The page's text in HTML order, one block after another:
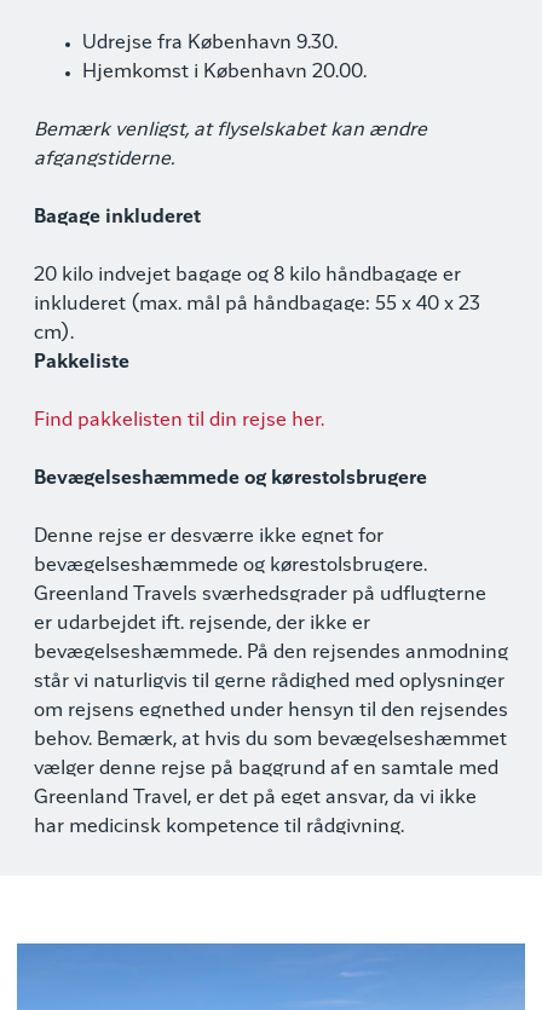
Udrejse fra København 9.30.
Hjemkomst i København 20.00.
Bemærk venligst, at flyselskabet kan ændre
afgangstiderne.
Bagage inkluderet
20 kilo indvejet bagage og 8 kilo håndbagage er
inkluderet (max. mål på håndbagage: 55 x 40 x 23
cm).
Pakkeliste
Find pakkelisten til din rejse her.
Bevægelseshæmmede og kørestolsbrugere
Denne rejse er desværre ikke egnet for
bevægelseshæmmede og kørestolsbrugere.
Greenland Travels sværhedsgrader på udflugterne
er udarbejdet ift. rejsende, der ikke er
bevægelseshæmmede. På den rejsendes anmodning
står vi naturligvis til gerne rådighed med oplysninger
om rejsens egnethed under hensyn til den rejsendes
behov. Bemærk, at hvis du som bevægelseshæmmet
vælger denne rejse på baggrund af en samtale med
Greenland Travel, er det på eget ansvar, da vi ikke
har medicinsk kompetence til rådgivning.